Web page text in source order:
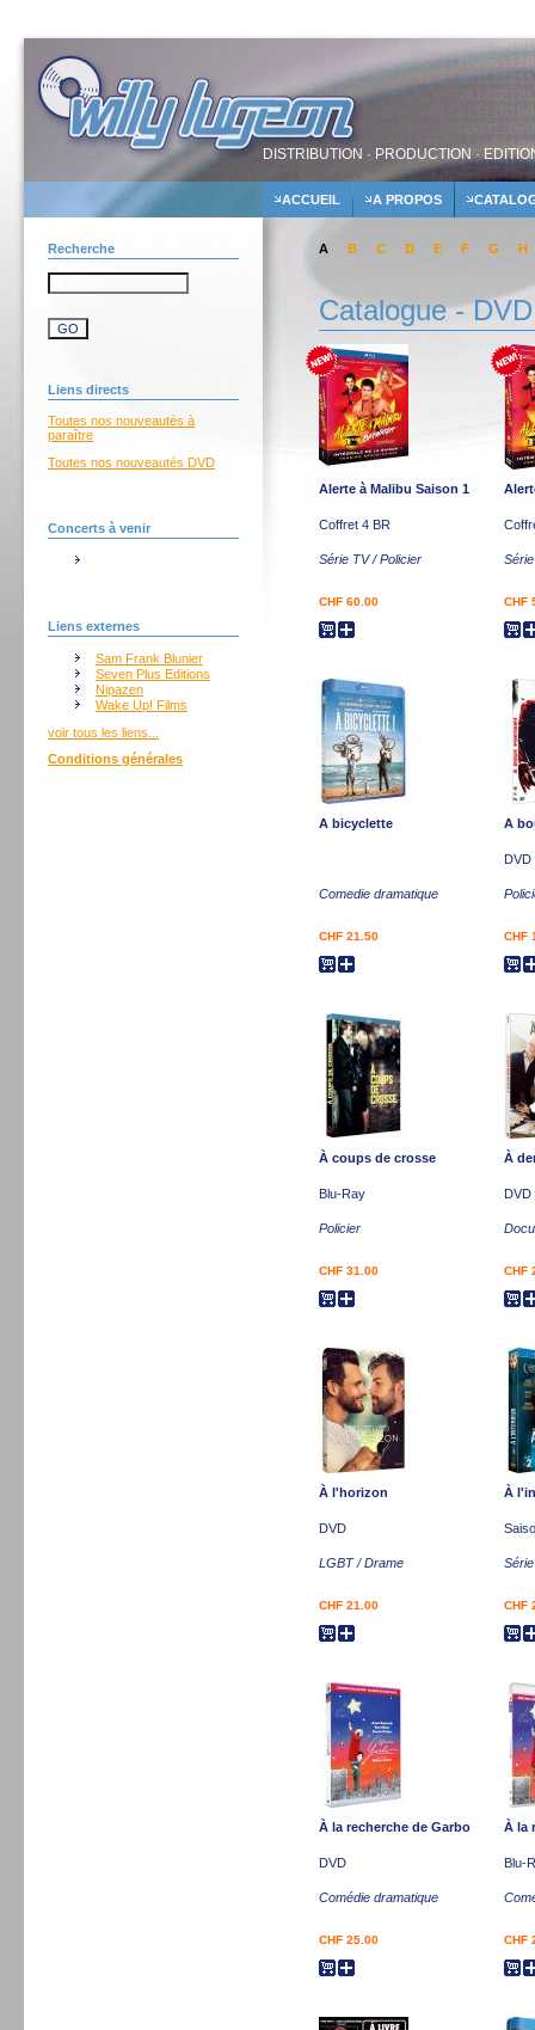
DISTRIBUTION · PRODUCTION ·
ACCUEIL A PROPOS
Recherche
Liens directs
Toutes nos nouveautés à
paraître
Toutes nos nouveautés DVD
Concerts à venir
Liens externes
Sam Frank Blunier
Seven Plus Editions
Nipazen
Wake Up! Films
voir tous les liens...
Conditions générales
A B C D E F G H
Catalogue - DVD
Alerte à Malibu Saison 1
Coffret 4 BR
Série TV / Policier
CHF 60.00 CHF
A bicyclette
Comedie dramatique
CHF 21.50
A
DVD
CHF
À coups de crosse
Blu-Ray
Policier
CHF 31.00
À
DVD
CHF
À l'horizon
DVD
LGBT / Drame
CHF 21.00
À
CHF
À la recherche de Garbo
DVD
Comédie dramatique
CHF 25.00
À la
Blu-
CHF